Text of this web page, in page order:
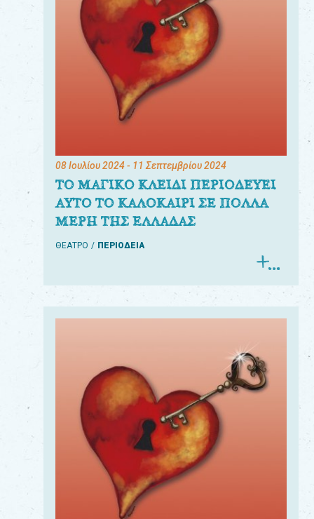
08 Ιουλίου 2024- 11 Σεπτεμβρίου 2024
ΤΟ ΜΑΓΙΚΟ ΚΛΕΙΔΙ ΠΕΡΙΟΔΕΥΕΙ
ΑΥΤΟ ΤΟ ΚΑΛΟΚΑΙΡΙ ΣΕ ΠΟΛΛΑ
ΜΕΡΗ ΤΗΣ ΕΛΛΑΔΑΣ
ΘΕΑΤΡΟ ΠΕΡΙΟΔΕΙΑ